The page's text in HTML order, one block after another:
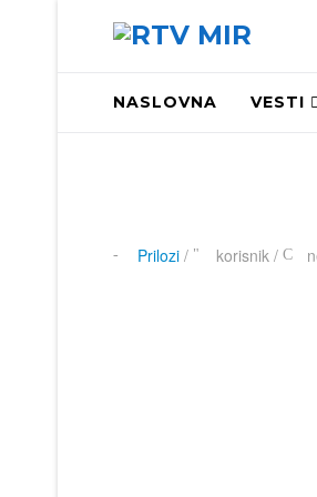
NASLOVNA VESTI
Prilozi/ korisnik /